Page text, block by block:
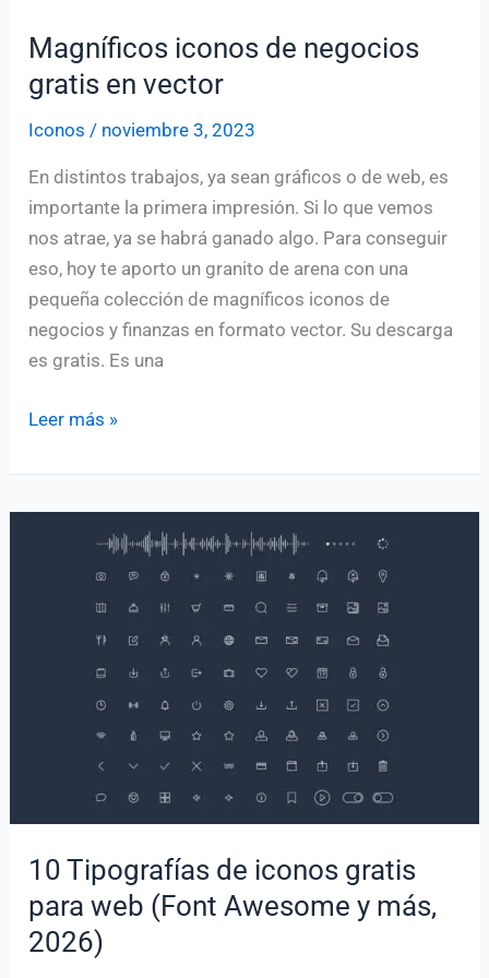
Magníficos iconos de negocios
gratis en vector
Iconos / noviembre 3, 2023
En distintos trabajos, ya sean gráficos o de web, es
importante la primera impresión. Si lo que vemos
nos atrae, ya se habrá ganado algo. Para conseguir
eso, hoy te aporto un granito de arena con una
pequeña colección de magníficos iconos de
negocios y finanzas en formato vector. Su descarga
es gratis. Es una
Magníficos
de
negocios
Leer más »
10 Tipografías de iconos gratis
para web (Font Awesome y más,
2026)